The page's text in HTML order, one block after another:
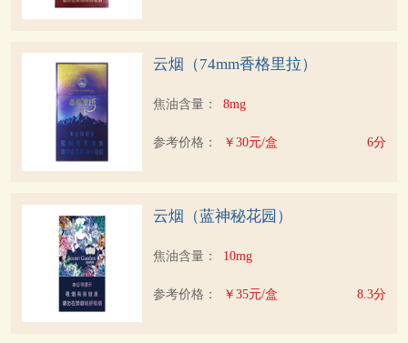
云烟（74mm香格里拉）
焦油含量： 8mg
参考价格： ￥30元/盒 6分
云烟（蓝神秘花园）
焦油含量： 10mg
参考价格： ￥35元/盒 8.3分